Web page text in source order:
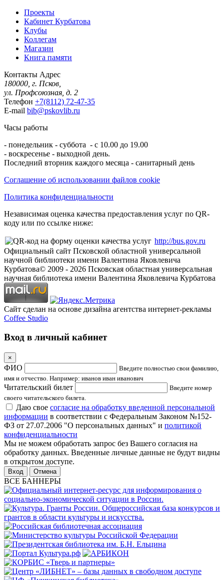
Проекты
Кабинет Курбатова
Клубы
Коллегам
Магазин
Книга памяти
Контакты Адрес
180000, г. Псков,
ул. Профсоюзная, д. 2
Телефон +7(8112) 72-47-35
E-mail bib@pskovlib.ru
Часы работы
- понедельник - суббота - с 10.00 до 19.00
- воскресенье - выходной день.
Последний вторник каждого месяца - санитарный день
Соглашение об использовании файлов cookie
Политика конфиденциальности
Независимая оценка качества предоставления услуг по QR-
коду или по ссылке ниже:
http://bus.gov.ru
Официальный сайт Псковской областной универсальной
научной библиотеки имени Валентина Яковлевича
Курбатова© 2009 - 2026 Псковская областная универсальная
научная библиотека имени Валентина Яковлевича Курбатова
Сайт сделан на основе дизайна агентства интернет-рекламы
Coffee Studio
Вход в личный кабинет
×
ФИО
Введите полностью свои фамилию,
имя и отчество. Например: иванов иван иванович
Читательский билет
Введите номер
своего читательского билета.
Даю свое согласие на обработку введенной персональной
информации в соответствии с Федеральным Законом №152-
ФЗ от 27.07.2006 "О персональных данных" и политикой
конфиденциальности
Мы не можем обработать запрос без Вашего согласия на
обработку данных. Введенные личные данные не будут видны
в открытом доступе.
Отмена
ВСЕ БАННЕРЫ